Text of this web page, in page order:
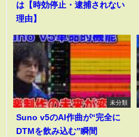
は【時効停止・逮捕されない
理由】
未分類
Suno v5のAI作曲が“完全に
DTMを飲み込む”瞬間